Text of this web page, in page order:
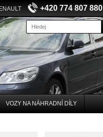
+420 774 807 880
VOZY NA NÁHRADNÍ DÍLY